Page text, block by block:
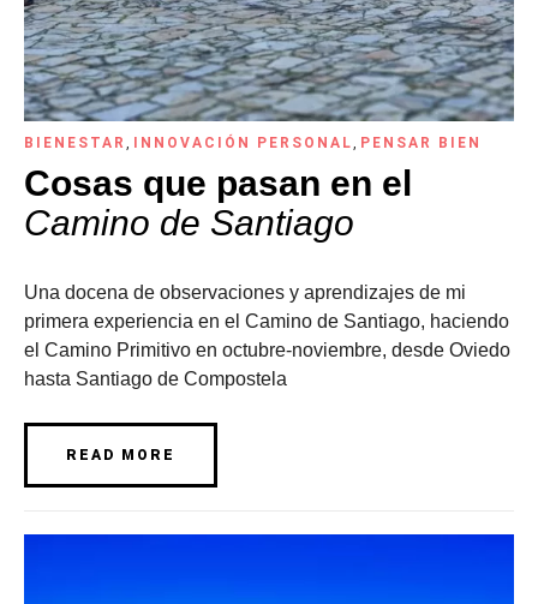
BIENESTAR , INNOVACIÓN PERSONAL, PENSAR BIEN
Cosas que pasan en el
Camino de Santiago
Una docena de observaciones y aprendizajes de mi
primera experiencia en el Camino de Santiago, haciendo
el Camino Primitivo en octubre-noviembre, desde Oviedo
hasta Santiago de Compostela
READ MORE